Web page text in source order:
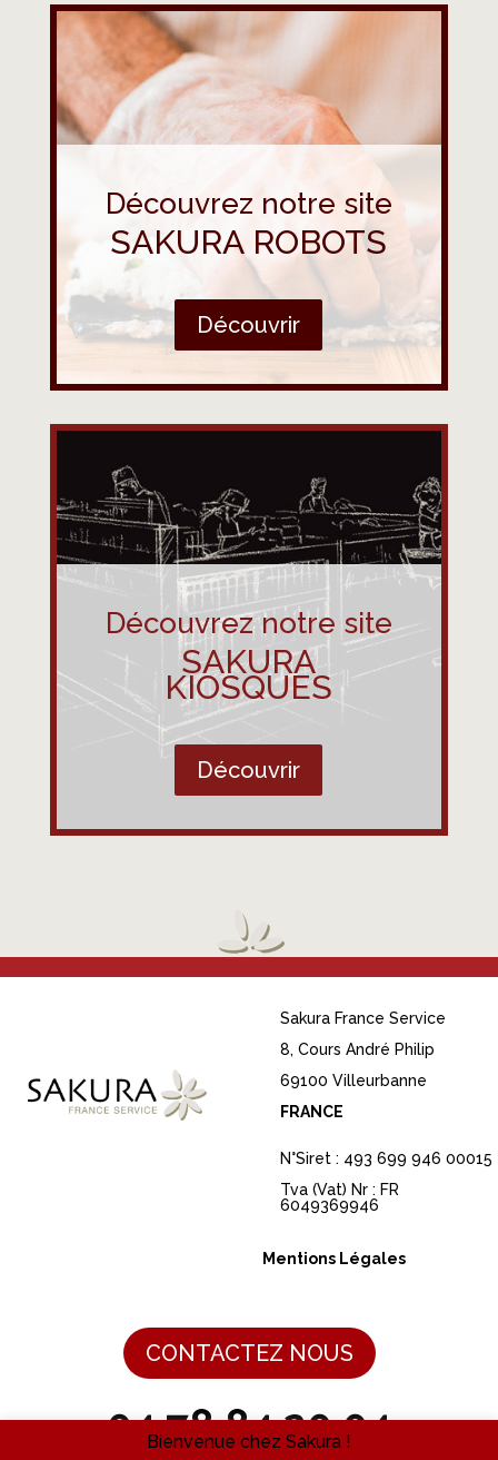
Découvrez notre site
SAKURA ROBOTS
Découvrir
Découvrez notre site
SAKURA
KIOSQUES
Découvrir
Sakura France Service
8, Cours André Philip
69100 Villeurbanne
FRANCE
N°Siret : 493 699 946 00015
Tva (Vat) Nr : FR
6049369946
Mentions Légales
CONTACTEZ NOUS
04 78 84 20 04
Bienvenue chez Sakura !